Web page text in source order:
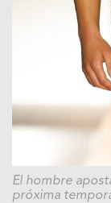
El hombre
próxima